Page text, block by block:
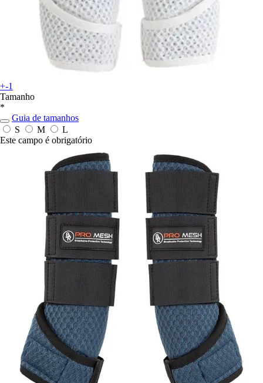
+-1
Tamanho
*
Guia de tamanhos
S
M
L
Este campo é obrigatório